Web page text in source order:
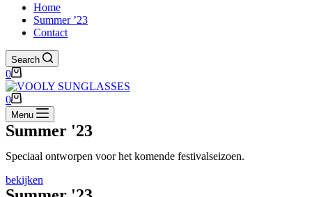
Home
Summer ’23
Contact
Search
0
0
Menu
Summer '23
Speciaal ontworpen voor het komende festivalseizoen.
bekijken